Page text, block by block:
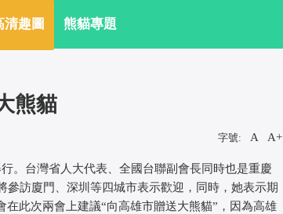
清趣圖 熊貓專題
熊貓
字號: A A+
台灣省人大代表、全國台聯副會長同時也是重慶
訪廈門、深圳等四城市表示歡迎，同時，她表示期
此次兩會上建議“向高雄市贈送大熊貓”，因為高雄